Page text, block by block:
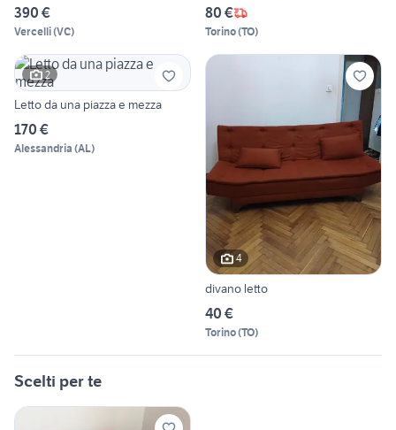
390 €
Vercelli(VC)
80 €
Torino(TO)
2
Letto da una piazza e mezza
170 €
Alessandria (AL)
4
divano letto
40 €
Torino(TO)
Scelti per te